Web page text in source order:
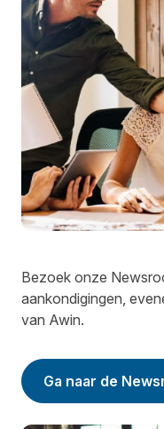
Bezoek onze
aankondigingen,
van Awin.
Ga naar de